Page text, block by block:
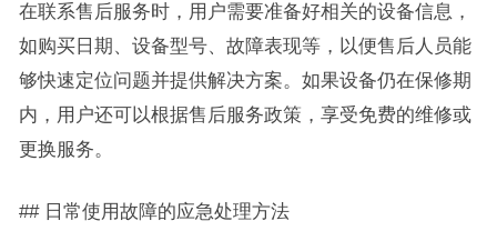
在联系售后服务时，用户需要准备好相关的设备信息，
如购买日期、设备型号、故障表现等，以便售后人员能
够快速定位问题并提供解决方案。如果设备仍在保修期
内，用户还可以根据售后服务政策，享受免费的维修或
更换服务。
## 日常使用故障的应急处理方法